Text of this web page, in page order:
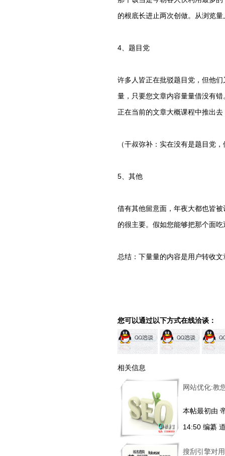
的根底长进止两次创做。从浏览
4、题目党
许多人皆正在批驳题目党，但他
量，只要您文章内容量量借没有
正在当前的文章大概课程中推出
（干叔弥补：实在没有是题目党
5、其他
借有其他留意面，年夜大都也皆
的很主要。假如您能够把那个面
总结：下量量的内容是用户转收
您可以通过以下方式在线洽谈：
相关信息
网站优化:教
本帖最初由
14:50 编纂
搜刮引擎对